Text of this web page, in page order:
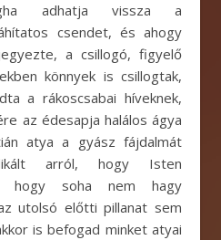
adhatja vissza a
csendet, és ahogy
a csillogó, figyelő
könnyek is csillogtak,
a rákoscsabai híveknek,
az édesapja halálos ágya
atya a gyász fájdalmát
arról, hogy Isten
hogy soha nem hagy
utolsó előtti pillanat sem
is befogad minket atyai